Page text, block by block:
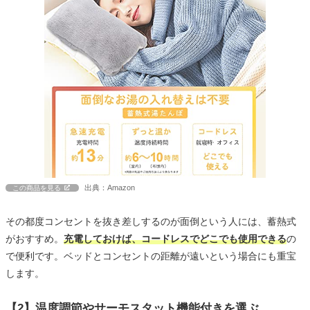
この商品を見る 出典：Amazon
その都度コンセントを抜き差しするのが面倒という人には、蓄熱式
がおすすめ。 充電しておけば、コードレスでどこでも使用できるの
で便利です。ベッドとコンセントの距離が遠いという場合にも重宝
します。